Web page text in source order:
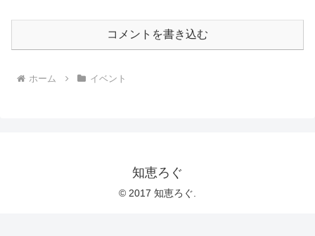
コメントを書き込む
ホーム イベント
知恵ろぐ
© 2017 知恵ろぐ.